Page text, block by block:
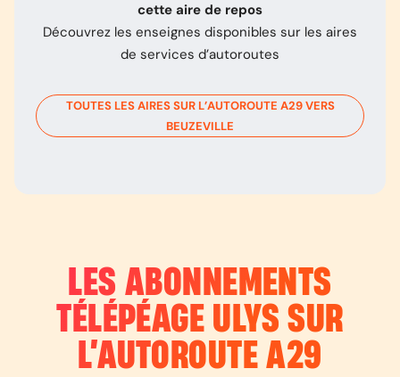
cette aire de repos
Découvrez les enseignes disponibles sur les aires
de services d’autoroutes
TOUTES LES AIRES SUR L’AUTOROUTE A29VERS
BEUZEVILLE
LES ABONNEMENTS
TÉLÉPÉAGE ULYS SUR
L’AUTOROUTEA29